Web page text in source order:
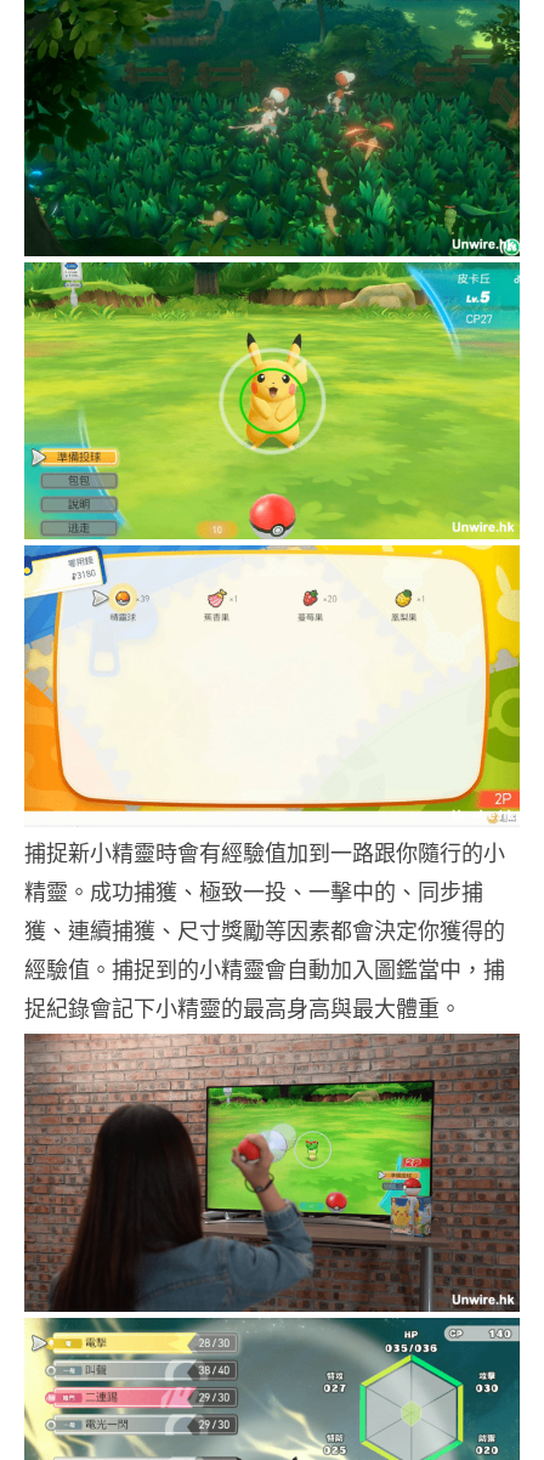
捕捉新小精靈時會有經驗值加到一路跟你隨行的小
精靈。成功捕獲、極致一投、一擊中的、同步捕
獲、連續捕獲、尺寸獎勵等因素都會決定你獲得的
經驗值。捕捉到的小精靈會自動加入圖鑑當中，捕
捉紀錄會記下小精靈的最高身高與最大體重。